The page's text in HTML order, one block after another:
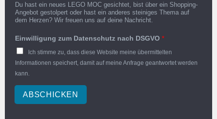
Du hast ein neues LEGO MOC gesichtet, bist über ein Shopping-
Angebot gestolpert oder hast ein anderes steiniges Thema auf
dem Herzen? Wir freuen uns auf deine Nachricht.
Einwilligung zum Datenschutz nach DSGVO *
Ich stimme zu, dass diese Website meine übermittelten
Informationen speichert, damit auf meine Anfrage geantwortet werden
kann.
ABSCHICKEN